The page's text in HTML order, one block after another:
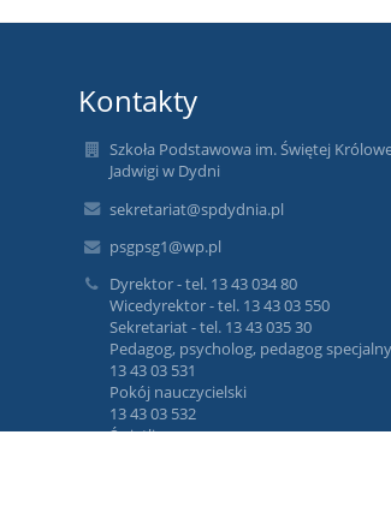
Kontakty
Szkoła Podstawowa im. Świętej
Jadwigi w Dydni
sekretariat@spdydnia.pl
psgpsg1@wp.pl
Dyrektor - tel. 13 43 034 80
Wicedyrektor - tel. 13 43 03 550
Sekretariat - tel. 13 43 035 30
Pedagog, psycholog, pedagog specjalny
13 43 03 531
Pokój nauczycielski
13 43 03 532
Świetlica